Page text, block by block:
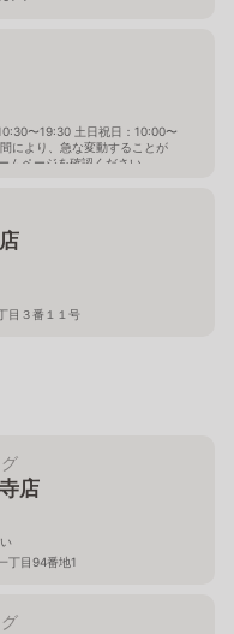
〜19:30 土日祝日：10:00〜
により、急な変動することが
ムページを確認ください
目３番１１号
店
丁目94番地1